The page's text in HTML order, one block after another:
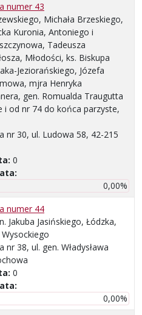
numer 43
Michała Brzeskiego,
Kuronia, Antoniego i
Tadeusza
Młodości, ks. Biskupa
Jeziorańskiego, Józefa
mjra Henryka
gen. Romualda Traugutta
i od nr 74 do końca parzyste,
nr 30, ul. Ludowa 58, 42-215
0
0,00%
numer 44
Jakuba Jasińskiego, Łódzka,
nr 38, ul. gen. Władysława
0
0,00%